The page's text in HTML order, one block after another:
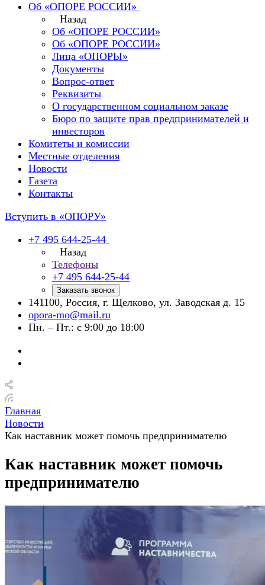
Об «ОПОРЕ РОССИИ»
Назад
Об «ОПОРЕ РОССИИ»
Об «ОПОРЕ РОССИИ»
Лица «ОПОРЫ»
Документы
Вопрос-ответ
Реквизиты
О государственном социальном заказе
Бюро по защите прав предпринимателей и
инвесторов
Комитеты и комиссии
Местные отделения
Новости
Газета
Контакты
Вступить в «ОПОРУ»
+7 495 644-25-44
Назад
Телефоны
+7 495 644-25-44
Заказать звонок
141100, Россия, г. Щелково, ул. Заводская д. 15
opora-mo@mail.ru
Пн. – Пт.: с 9:00 до 18:00
Главная
Новости
Как наставник может помочь предпринимателю
Как наставник может помочь
предпринимателю